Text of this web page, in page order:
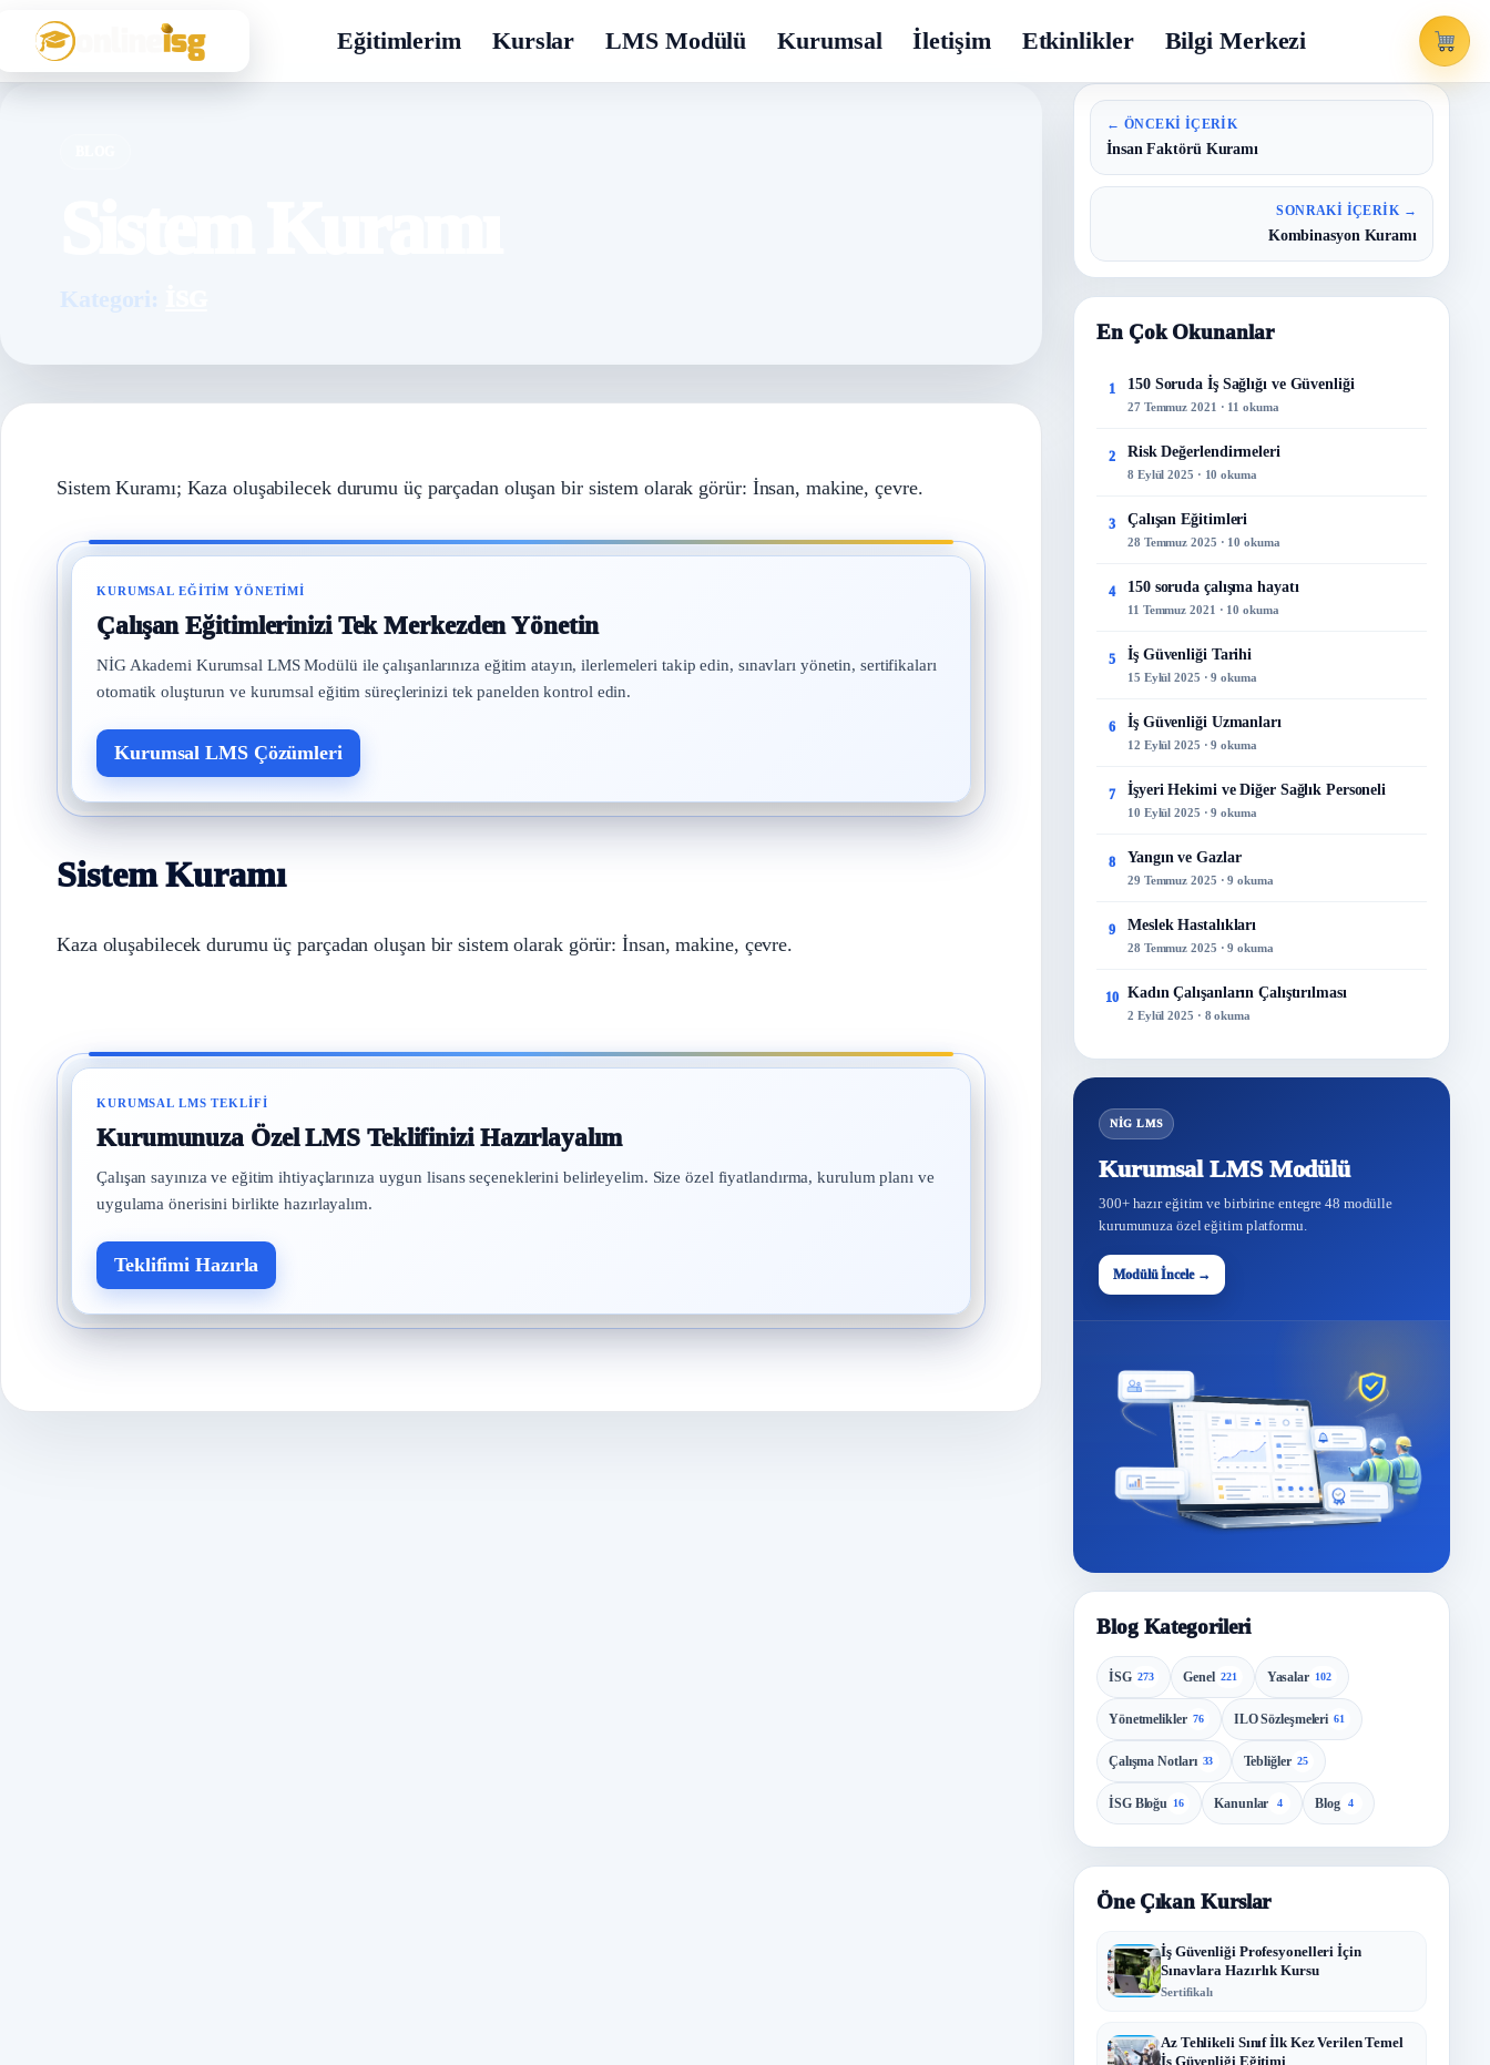
Eğitimlerim Kurslar LMS Modülü Kurumsal İletişim Etkinlikler Bilgi Merkezi
Kategori:
Sistem Kuramı; Kaza oluşabilecek durumu üç parçadan oluşan bir sistem olarak görür: İnsan, makine, çevre.
KURUMSAL EĞITIM YÖNETIMI
Çalışan Eğitimlerinizi Tek Merkezden Yönetin
NİG Akademi Kurumsal LMS Modülü ile çalışanlarınıza eğitim atayın, ilerlemeleri takip edin, sınavları yönetin, sertifikaları
otomatik oluşturun ve kurumsal eğitim süreçlerinizi tek panelden kontrol edin.
Kurumsal LMS Çözümleri
Sistem Kuramı
Kaza oluşabilecek durumu üç parçadan oluşan bir sistem olarak görür: İnsan, makine, çevre.
KURUMSAL LMS TEKLIFI
Kurumunuza Özel LMS Teklifinizi Hazırlayalım
Çalışan sayınıza ve eğitim ihtiyaçlarınıza uygun lisans seçeneklerini belirleyelim. Size özel fiyatlandırma, kurulum planı ve
uygulama önerisini birlikte hazırlayalım.
Teklifimi Hazırla
← ÖNCEKI İÇERIK
İnsan Faktörü Kuramı
SONRAKI İÇERIK →
Kombinasyon Kuramı
En Çok Okunanlar
1 150 Soruda İş Sağlığı ve Güvenliği
27 Temmuz 2021 · 11 okuma
2 Risk Değerlendirmeleri
8 Eylül 2025 · 10 okuma
3 Çalışan Eğitimleri
28 Temmuz 2025 · 10 okuma
4 150 soruda çalışma hayatı
11 Temmuz 2021 · 10 okuma
5 İş Güvenliği Tarihi
15 Eylül 2025 · 9 okuma
6 İş Güvenliği Uzmanları
12 Eylül 2025 · 9 okuma
7 İşyeri Hekimi ve Diğer Sağlık Personeli
10 Eylül 2025 · 9 okuma
8 Yangın ve Gazlar
29 Temmuz 2025 · 9 okuma
9 Meslek Hastalıkları
28 Temmuz 2025 · 9 okuma
10 Kadın Çalışanların Çalıştırılması
2 Eylül 2025 · 8 okuma
NİG LMS
Kurumsal LMS Modülü
300+ hazır eğitim ve birbirine entegre 48 modülle
kurumunuza özel eğitim platformu.
Modülü İncele →
Blog Kategorileri
İSG 273 Genel 221 Yasalar 102
Yönetmelikler 76 ILO Sözleşmeleri 61
Çalışma Notları 33 Tebliğler 25
İSG Bloğu 16 Kanunlar 4 Blog 4
Öne Çıkan Kurslar
İş Güvenliği Profesyonelleri İçin
Sınavlara Hazırlık Kursu
Sertifikalı
Az Tehlikeli Sınıf İlk Kez Verilen Temel
İş Güvenliği Eğitimi